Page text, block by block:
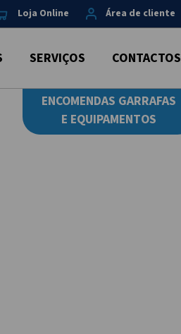
Loja Online Área de cliente
SERVIÇOS CONTACTOS
ENCOMENDAS GARRAFAS
E EQUIPAMENTOS